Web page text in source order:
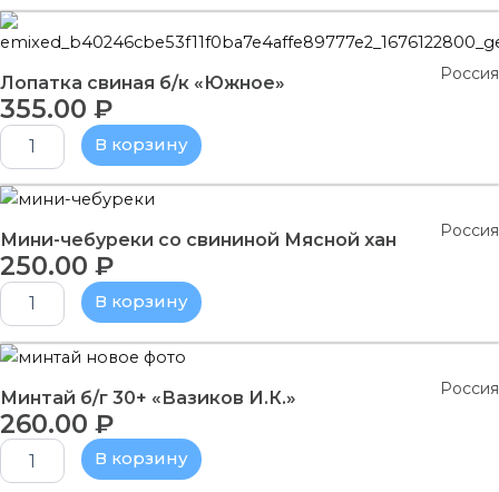
хан
Россия
Лопатка свиная б/к «Южное»
355.00 ₽
Количество
товара
свиная
б/
к
"Южное"
В корзину
Россия
Мини-чебуреки со свининой Мясной хан
250.00 ₽
Количество
Мини-
чебуреки
со
свининой
Мясной
хан
В корзину
Россия
Минтай б/г 30+ «Вазиков И.К.»
260.00 ₽
Количество
Минтай
б/
г
"Вазиков
В корзину